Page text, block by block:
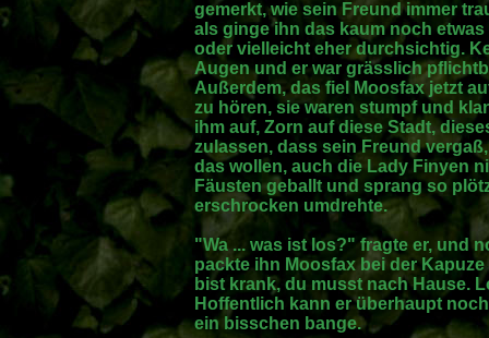
gemerkt, wie sein Freund immer
als ginge ihn das kaum noch
oder vielleicht eher durchsichtig.
Augen und er war grässlich
Außerdem, das fiel Moosfax jetzt
zu hören, sie waren stumpf und
ihm auf, Zorn auf diese Stadt,
zulassen, dass sein Freund
das wollen, auch die Lady Finyen
Fäusten geballt und sprang so
erschrocken umdrehte.
"Wa ... was ist los?" fragte er, und
packte ihn Moosfax bei der
bist krank, du musst nach Hause.
Hoffentlich kann er überhaupt
ein bisschen bange.